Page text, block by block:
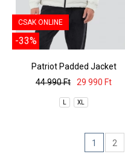
CSAK ONLINE
-33%
Patriot Padded Jacket
44 990 Ft
29 990 Ft
L XL
1 2